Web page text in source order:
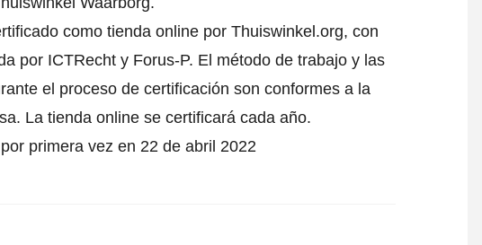
como tienda online por Thuiswinkel.org, con
por ICTRecht y Forus-P. El método de trabajo y las
el proceso de certificación son conformes a la
La tienda online se certificará cada año.
primera vez en 22 de abril 2022